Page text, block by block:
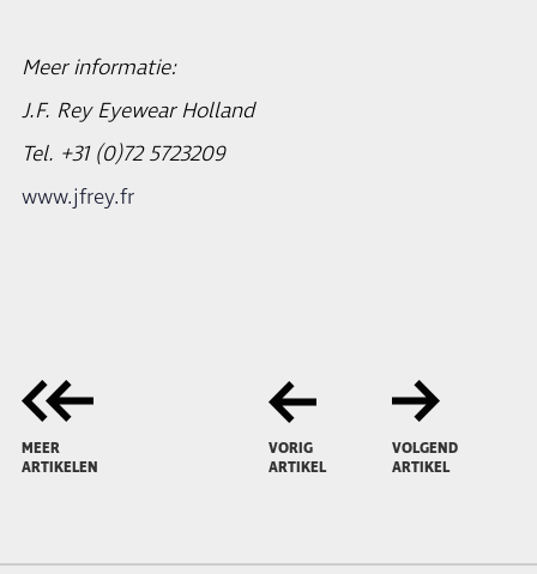
Meer informatie:
J.F. Rey Eyewear Holland
Tel. +31 (0)72 5723209
www.jfrey.fr
MEER
ARTIKELEN
VORIG
ARTIKEL
VOLGEND
ARTIKEL